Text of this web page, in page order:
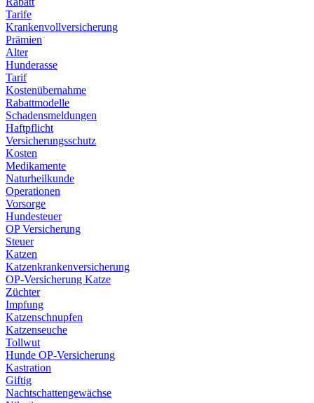
Tarife
Krankenvollversicherung
Prämien
Alter
Hunderasse
Tarif
Kostenübernahme
Rabattmodelle
Schadensmeldungen
Haftpflicht
Versicherungsschutz
Kosten
Medikamente
Naturheilkunde
Operationen
Vorsorge
Hundesteuer
OP Versicherung
Steuer
Katzen
Katzenkrankenversicherung
OP-Versicherung Katze
Züchter
Impfung
Katzenschnupfen
Katzenseuche
Tollwut
Hunde OP-Versicherung
Kastration
Giftig
Nachtschattengewächse